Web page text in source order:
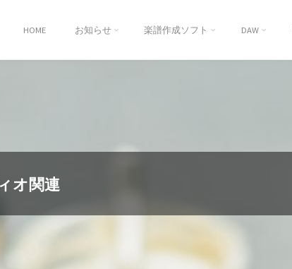
HOME お知らせ 楽譜作成ソフト DAW
オ関連